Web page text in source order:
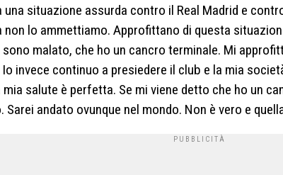
una situazione assurda contro il Real Madrid e
non lo ammettiamo. Approfittano di questa
malato, che ho un cancro terminale. Mi
Io invece continuo a presiedere il club e la mia
mia salute è perfetta. Se mi viene detto che ho un
Sarei andato ovunque nel mondo. Non è vero e